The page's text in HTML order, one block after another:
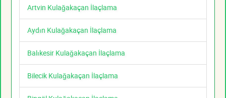
Artvin Kulağakaçan İlaçlama
Aydın Kulağakaçan İlaçlama
Balıkesir Kulağakaçan İlaçlama
Bilecik Kulağakaçan İlaçlama